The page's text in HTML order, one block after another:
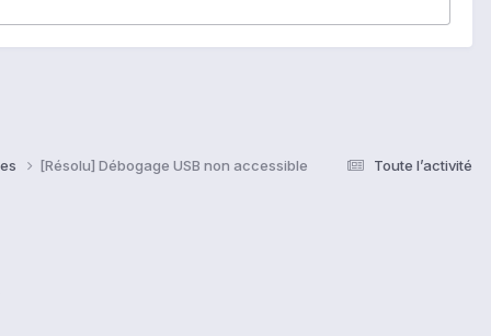
Toute l’activité
[Résolu] Débogage USB non accessible